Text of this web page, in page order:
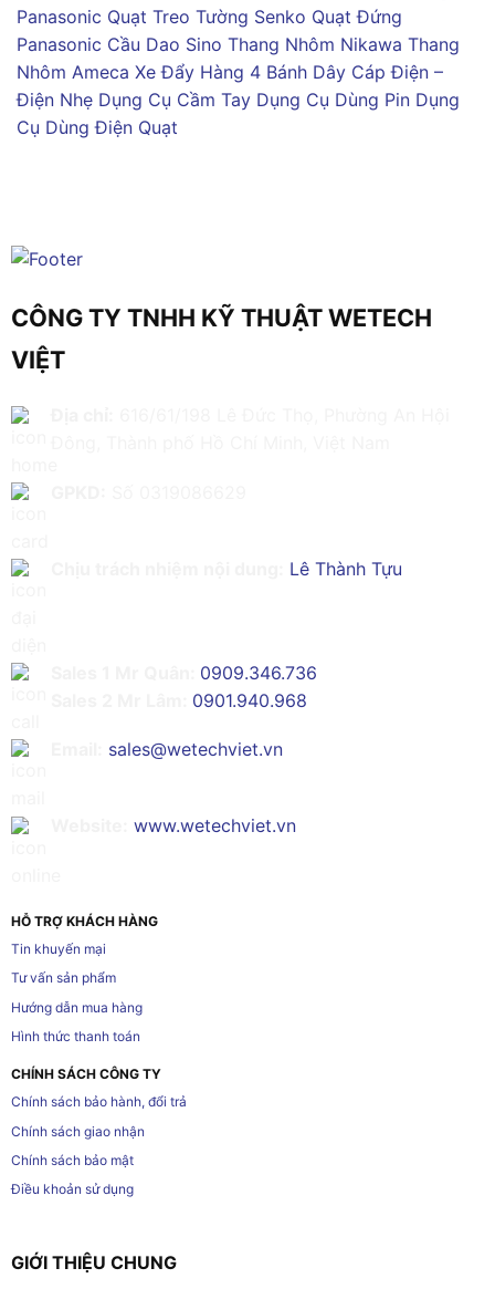
Panasonic Quạt Treo Tường Senko Quạt Đứng
Panasonic Cầu Dao Sino Thang Nhôm Nikawa Thang
Nhôm Ameca Xe Đẩy Hàng 4 Bánh Dây Cáp Điện –
Điện Nhẹ Dụng Cụ Cầm Tay Dụng Cụ Dùng Pin Dụng
Cụ Dùng Điện Quạt
CÔNG TY TNHH KỸ THUẬT WETECH
VIỆT
Lê Thành Tựu
0909.346.736
0901.940.968
sales@wetechviet.vn
www.wetechviet.vn
HỖ TRỢ KHÁCH HÀNG
Tin khuyến mại
Tư vấn sản phẩm
Hướng dẫn mua hàng
Hình thức thanh toán
CHÍNH SÁCH CÔNG TY
Chính sách bảo hành, đổi trả
Chính sách giao nhận
Chính sách bảo mật
Điều khoản sử dụng
GIỚI THIỆU CHUNG